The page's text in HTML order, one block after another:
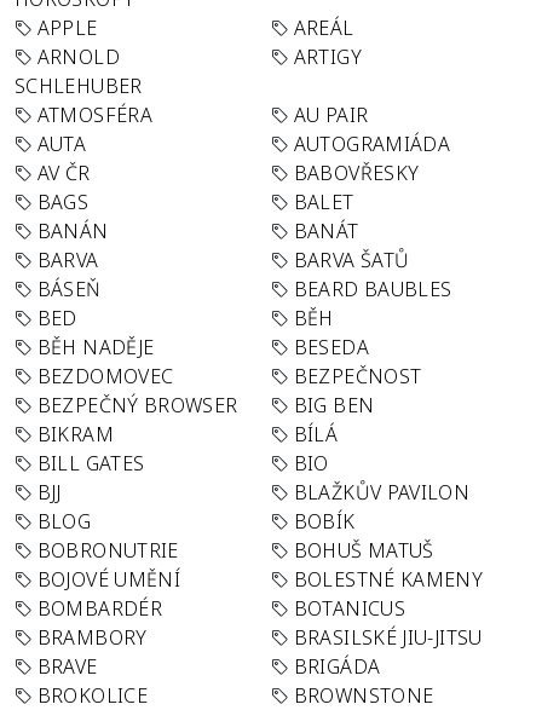
APPLE
AREÁL
ARNOLD
SCHLEHUBER
ARTIGY
ATMOSFÉRA
AU PAIR
AUTA
AUTOGRAMIÁDA
AV ČR
BABOVŘESKY
BAGS
BALET
BANÁN
BANÁT
BARVA
BARVA ŠATŮ
BÁSEŇ
BEARD BAUBLES
BED
BĚH
BĚH NADĚJE
BESEDA
BEZDOMOVEC
BEZPEČNOST
BEZPEČNÝ BROWSER
BIG BEN
BIKRAM
BÍLÁ
BILL GATES
BIO
BJJ
BLAŽKŮV PAVILON
BLOG
BOBÍK
BOBRONUTRIE
BOHUŠ MATUŠ
BOJOVÉ UMĚNÍ
BOLESTNÉ KAMENY
BOMBARDÉR
BOTANICUS
BRAMBORY
BRASILSKÉ JIU-JITSU
BRAVE
BRIGÁDA
BROKOLICE
BROWNSTONE